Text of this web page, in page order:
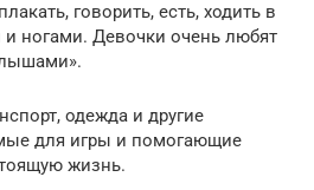
говорить, есть, ходить в
и ногами. Девочки очень любят
одежда и другие
для игры и помогающие
жизнь.